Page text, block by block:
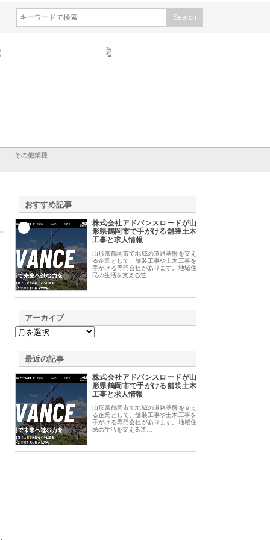
その他業種
おすすめ記事
株式会社アドバンスロードが山
形県鶴岡市で手がける舗装土木
工事と求人情報
山形県鶴岡市で地域の道路基盤を支え
る企業として、舗装工事や土木工事を
手がける専門会社があります。地域住
民の生活を支える道…
アーカイブ
最近の記事
株式会社アドバンスロードが山
形県鶴岡市で手がける舗装土木
工事と求人情報
山形県鶴岡市で地域の道路基盤を支え
る企業として、舗装工事や土木工事を
手がける専門会社があります。地域住
民の生活を支える道…